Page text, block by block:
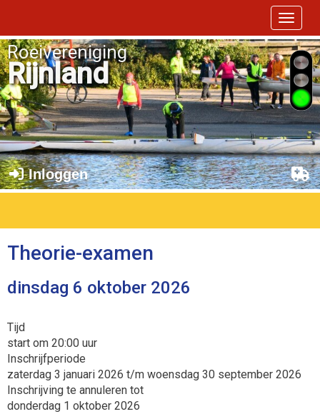
Toggle
Roeivereniging
Rijnland
Inloggen
Theorie-examen
dinsdag 6 oktober 2026
Tijd
start om 20:00 uur
Inschrijfperiode
zaterdag 3 januari 2026 t/m woensdag 30 september 2026
Inschrijving te annuleren tot
donderdag 1 oktober 2026